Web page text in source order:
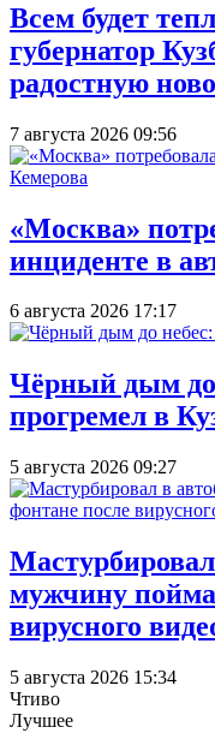
Всем будет
губернатор
радостную
7 августа 2026 09:56
«Москва»
инциденте в
6 августа 2026 17:17
Чёрный дым до
прогремел в
5 августа 2026 09:27
мужчину
вирусного
5 августа 2026 15:34
Чтиво
Лучшее